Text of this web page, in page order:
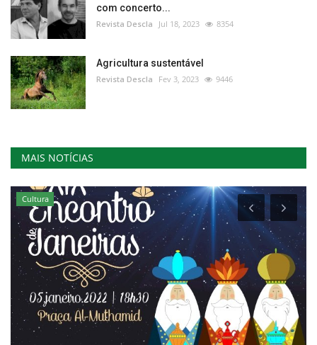
com concerto...
Revista Descla Jul 18, 2023 8354
Agricultura sustentável
Revista Descla Fev 3, 2023 9446
MAIS NOTÍCIAS
Cultura